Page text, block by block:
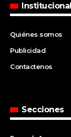
Institucional
Quiénes somos
Publicidad
Contactenos
Secciones